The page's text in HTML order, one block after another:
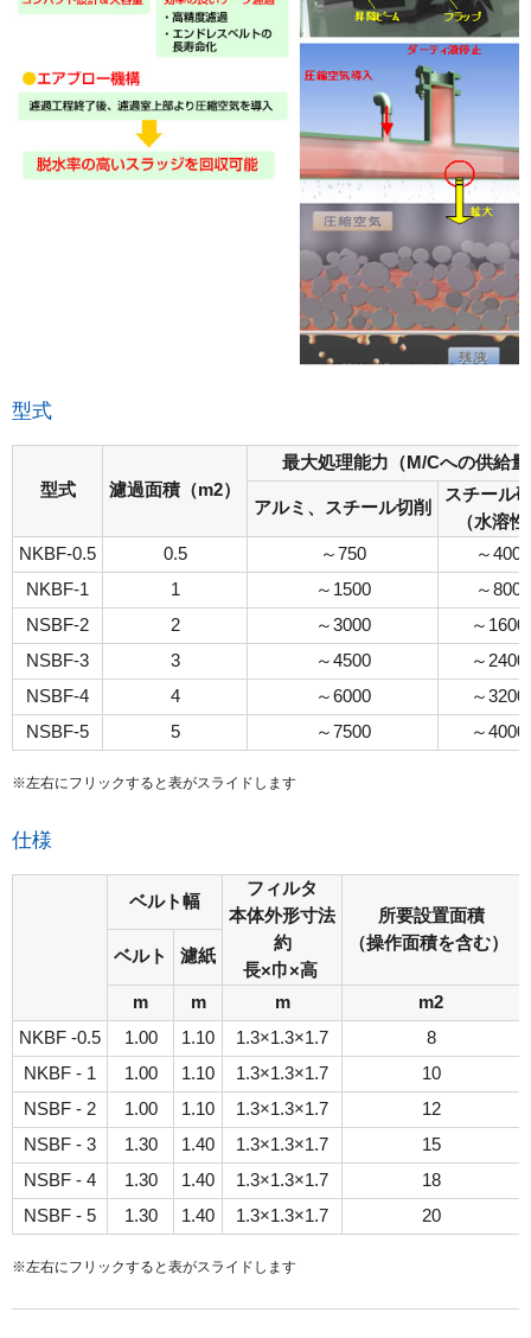
型式
型式 濾過面積（m2）
最大処理能力（M/Cへの供
アルミ、スチール切削
スチール
（水溶性
NKBF-0.5
0.5 ～750
～400
NKBF-1
1 ～1500
～800
NSBF-2
2 ～3000
～1600
NSBF-3
3 ～4500
～2400
NSBF-4
4 ～6000
～3200
NSBF-5
5 ～7500 ～4000
※左右にフリックすると表がスライドします
仕様
ベルト幅
フィルタ
本体外形寸法
約
長×巾×高
所要設置面積
（操作面積を含む）
ベルト
濾紙
m m m
m2
NKBF -0.5
1.00 1.10 1.3×1.3×1.7
8
NKBF - 1
1.00 1.10 1.3×1.3×1.7
10
NSBF - 2
1.00 1.10 1.3×1.3×1.7
12
NSBF - 3
1.30 1.40 1.3×1.3×1.7
15
NSBF - 4
1.30 1.40 1.3×1.3×1.7
18
NSBF - 5
1.30 1.40 1.3×1.3×1.7 20
※左右にフリックすると表がスライドします